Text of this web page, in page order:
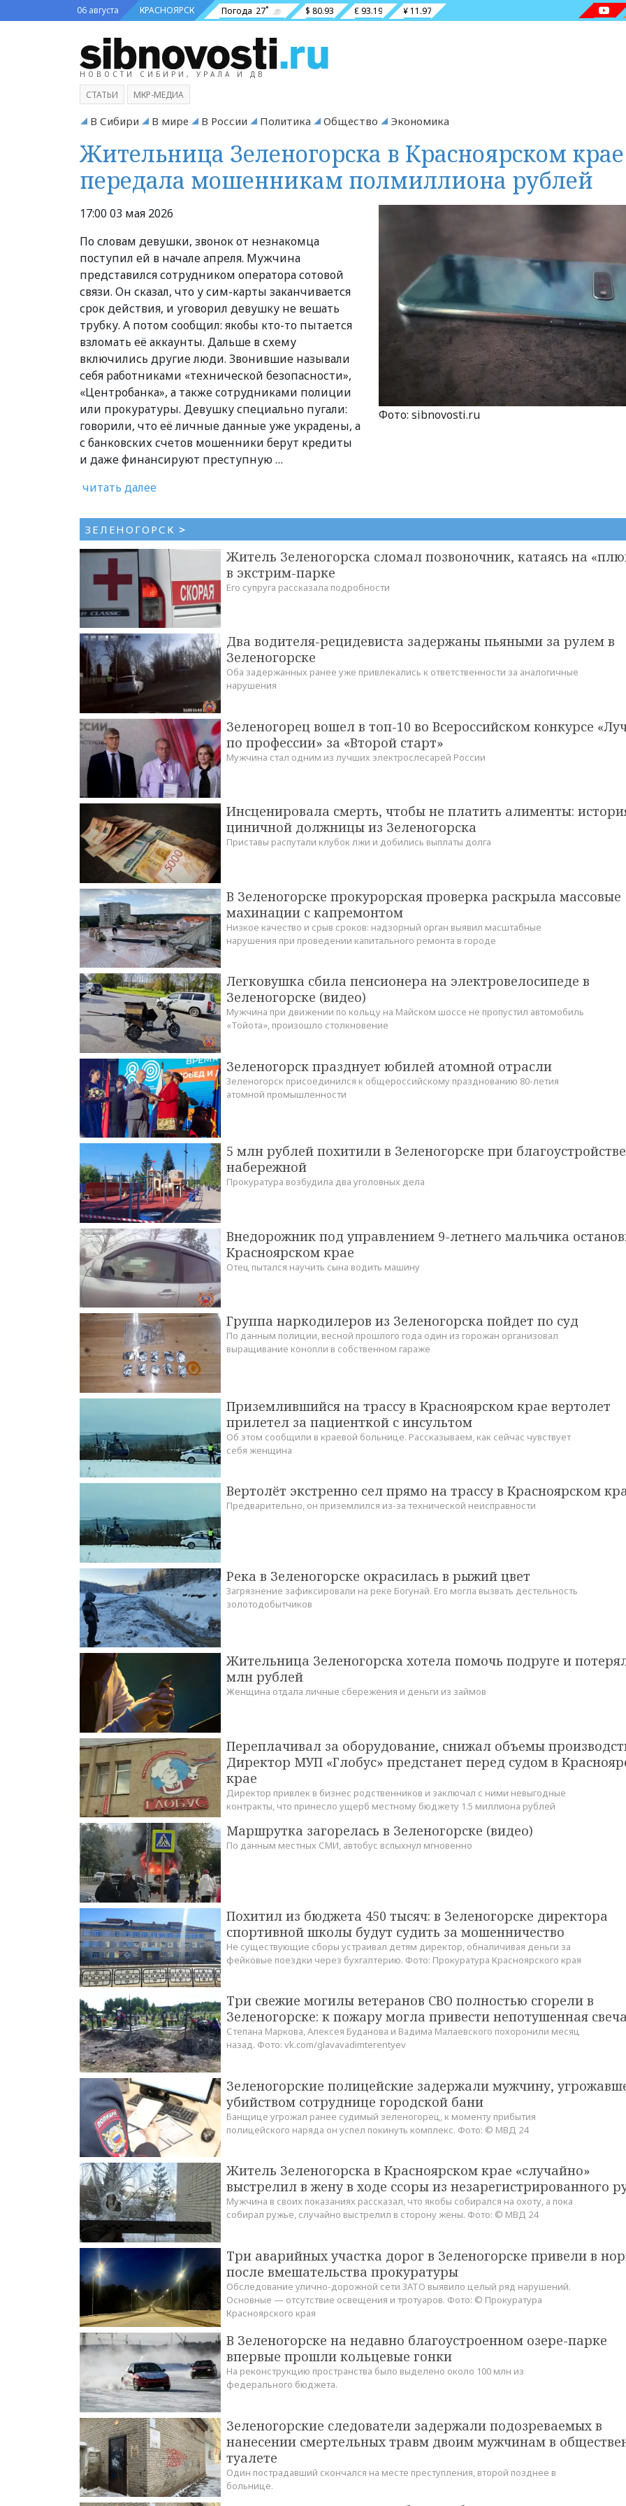
06 августа КРАСНОЯРСК Погода 27˚ $ 80.93 € 93.19 ¥ 11.97
НОВОСТИ СИБИРИ, УРАЛА И ДВ
СТАТЬИ МКР-МЕДИА
В Сибири В мире В России Политика Общество Экономика
Жительница Зеленогорска в Красноярском крае
передала мошенникам полмиллиона рублей
17:00 03 мая 2026
По словам девушки, звонок от незнакомца
поступил ей в начале апреля. Мужчина
представился сотрудником оператора сотовой
связи. Он сказал, что у сим-карты заканчивается
срок действия, и уговорил девушку не вешать
трубку. А потом сообщил: якобы кто-то пытается
взломать её аккаунты. Дальше в схему
включились другие люди. Звонившие называли
себя работниками «технической безопасности»,
«Центробанка», а также сотрудниками полиции
или прокуратуры. Девушку специально пугали:
говорили, что её личные данные уже украдены, а
с банковских счетов мошенники берут кредиты
и даже финансируют преступную …
читать далее
Фото: sibnovosti.ru
ЗЕЛЕНОГОРСК >
Житель Зеленогорска сломал позвоночник, катаясь на
в экстрим-парке
Его супруга рассказала подробности
Два водителя-рецидевиста задержаны пьяными за рулем в
Зеленогорске
Оба задержанных ранее уже привлекались к ответственности за аналогичные
нарушения
Зеленогорец вошел в топ-10 во Всероссийском конкурсе
по профессии» за «Второй старт»
Мужчина стал одним из лучших электрослесарей России
Инсценировала смерть, чтобы не платить алименты:
циничной должницы из Зеленогорска
Приставы распутали клубок лжи и добились выплаты долга
В Зеленогорске прокурорская проверка раскрыла массовые
махинации с капремонтом
Низкое качество и срыв сроков: надзорный орган выявил масштабные
нарушения при проведении капитального ремонта в городе
Легковушка сбила пенсионера на электровелосипеде в
Зеленогорске (видео)
Мужчина при движении по кольцу на Майском шоссе не пропустил автомобиль
«Тойота», произошло столкновение
Зеленогорск празднует юбилей атомной отрасли
Зеленогорск присоединился к общероссийскому празднованию 80-летия
атомной промышленности
5 млн рублей похитили в Зеленогорске при благоустройстве
набережной
Прокуратура возбудила два уголовных дела
Внедорожник под управлением 9-летнего мальчика
Красноярском крае
Отец пытался научить сына водить машину
Группа наркодилеров из Зеленогорска пойдет по суд
По данным полиции, весной прошлого года один из горожан организовал
выращивание конопли в собственном гараже
Приземлившийся на трассу в Красноярском крае вертолет
прилетел за пациенткой с инсультом
Об этом сообщили в краевой больнице. Рассказываем, как сейчас чувствует
себя женщина
Вертолёт экстренно сел прямо на трассу в Красноярском
Предварительно, он приземлился из-за технической неисправности
Река в Зеленогорске окрасилась в рыжий цвет
Загрязнение зафиксировали на реке Богунай. Его могла вызвать дестельность
золотодобытчиков
Жительница Зеленогорска хотела помочь подруге и
млн рублей
Женщина отдала личные сбережения и деньги из займов
Переплачивал за оборудование, снижал объемы
Директор МУП «Глобус» предстанет перед судом в
крае
Директор привлек в бизнес родственников и заключал с ними невыгодные
контракты, что принесло ущерб местному бюджету 1.5 миллиона рублей
Маршрутка загорелась в Зеленогорске (видео)
По данным местных СМИ, автобус вспыхнул мгновенно
Похитил из бюджета 450 тысяч: в Зеленогорске директора
спортивной школы будут судить за мошенничество
Не существующие сборы устраивал детям директор, обналичивая деньги за
фейковые поездки через бухгалтерию. Фото: Прокуратура Красноярского края
Три свежие могилы ветеранов СВО полностью сгорели в
Зеленогорске: к пожару могла привести непотушенная
Степана Маркова, Алексея Буданова и Вадима Малаевского похоронили месяц
назад. Фото: vk.com/glavavadimterentyev
Зеленогорские полицейские задержали мужчину,
убийством сотруднице городской бани
Банщице угрожал ранее судимый зеленогорец, к моменту прибытия
полицейского наряда он успел покинуть комплекс. Фото: © МВД 24
Житель Зеленогорска в Красноярском крае «случайно»
выстрелил в жену в ходе ссоры из незарегистрированного
Мужчина в своих показаниях рассказал, что якобы собирался на охоту, а пока
собирал ружье, случайно выстрелил в сторону жены. Фото: © МВД 24
Три аварийных участка дорог в Зеленогорске привели в
после вмешательства прокуратуры
Обследование улично-дорожной сети ЗАТО выявило целый ряд нарушений.
Основные — отсутствие освещения и тротуаров. Фото: © Прокуратура
Красноярского края
В Зеленогорске на недавно благоустроенном озере-парке
впервые прошли кольцевые гонки
На реконструкцию пространства было выделено около 100 млн из
федерального бюджета.
Зеленогорские следователи задержали подозреваемых в
нанесении смертельных травм двоим мужчинам в
туалете
Один пострадавший скончался на месте преступления, второй позднее в
больнице.